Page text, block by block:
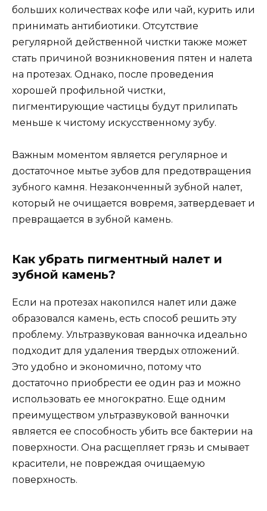
больших количествах кофе или чай, курить или
принимать антибиотики. Отсутствие
регулярной действенной чистки также может
стать причиной возникновения пятен и налета
на протезах. Однако, после проведения
хорошей профильной чистки,
пигментирующие частицы будут прилипать
меньше к чистому искусственному зубу.
Важным моментом является регулярное и
достаточное мытье зубов для предотвращения
зубного камня. Незаконченный зубной налет,
который не очищается вовремя, затвердевает и
превращается в зубной камень.
Как убрать пигментный налет и
зубной камень?
Если на протезах накопился налет или даже
образовался камень, есть способ решить эту
проблему. Ультразвуковая ванночка идеально
подходит для удаления твердых отложений.
Это удобно и экономично, потому что
достаточно приобрести ее один раз и можно
использовать ее многократно. Еще одним
преимуществом ультразвуковой ванночки
является ее способность убить все бактерии на
поверхности. Она расщепляет грязь и смывает
красители, не повреждая очищаемую
поверхность.